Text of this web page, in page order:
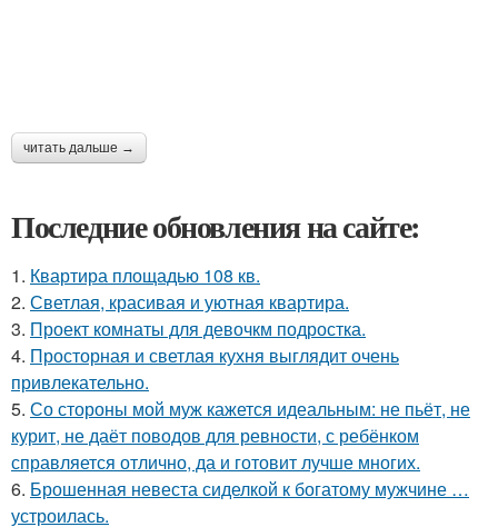
читать дальше →
Последние обновления на сайте:
1. Квартира площадью 108 кв.
2. Светлая, красивая и уютная квартира.
3. Проект комнаты для девочкм подростка.
4. Просторная и светлая кухня выглядит очень
привлекательно.
5. Со стороны мой муж кажется идеальным: не пьёт, не
курит, не даёт поводов для ревности, с ребёнком
справляется отлично, да и готовит лучше многих.
6. Брошенная невеста сиделкой к богатому мужчине …
устроилась.